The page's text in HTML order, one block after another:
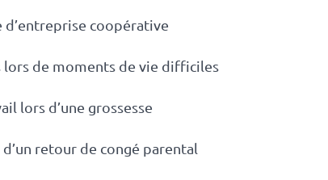
d’entreprise coopérative
lors de moments de vie difficiles
lors d’une grossesse
retour de congé parental